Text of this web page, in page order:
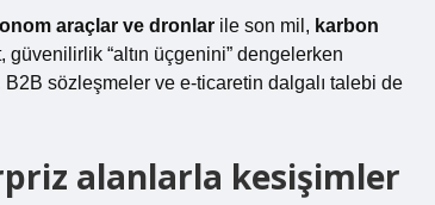
araçlar ve dronlar ile son mil, karbon
“altın üçgenini” dengelerken
sözleşmeler ve e-ticaretin dalgalı talebi de
alanlarla kesişimler